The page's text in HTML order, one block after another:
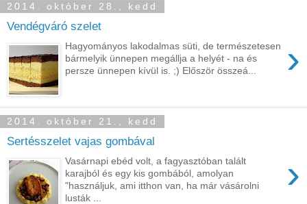
2014. október 28., kedd
Vendégváró szelet
›
Hagyományos lakodalmas süti, de természetesen
bármelyik ünnepen megállja a helyét - na és
persze ünnepen kívül is. ;) Először összeá...
2014. október 21., kedd
Sertésszelet vajas gombával
›
Vasárnapi ebéd volt, a fagyasztóban talált
karajból és egy kis gombából, amolyan
"használjuk, ami itthon van, ha már vásárolni
lusták ...